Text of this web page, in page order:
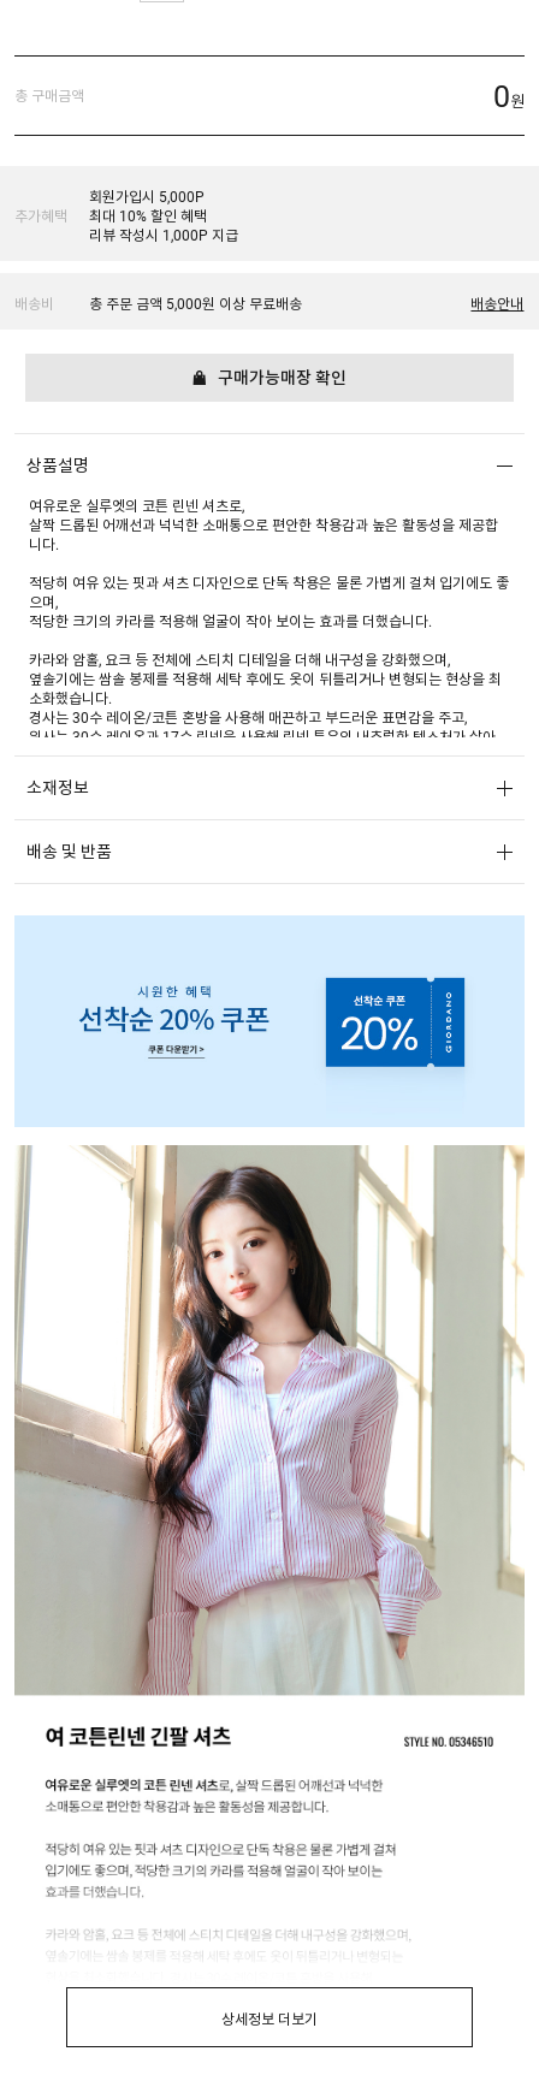
총 구매금액 0원
추가혜택
회원가입시 5,000P
최대 10% 할인 혜택
리뷰 작성시 1,000P 지급
배송비 총 주문 금액 5,000원 이상 무료배송 배송안내
구매가능매장 확인
상품설명
여유로운 실루엣의 코튼 린넨 셔츠로,
살짝 드롭된 어깨선과 넉넉한 소매통으로 편안한 착용감과 높은 활동성을 제공합
니다.
적당히 여유 있는 핏과 셔츠 디자인으로 단독 착용은 물론 가볍게 걸쳐 입기에도 좋
으며,
적당한 크기의 카라를 적용해 얼굴이 작아 보이는 효과를 더했습니다.
카라와 암홀, 요크 등 전체에 스티치 디테일을 더해 내구성을 강화했으며,
옆솔기에는 쌈솔 봉제를 적용해 세탁 후에도 옷이 뒤틀리거나 변형되는 현상을 최
소화했습니다.
경사는 30수 레이온/코튼 혼방을 사용해 매끈하고 부드러운 표면감을 주고,
위사는 30수 레이온과 17수 린넨을 사용해 린넨 특유의 내추럴한 텍스처가 살아
있는 원단을 사용했습니다.
비스코스가 블렌드 되어 린넨의 거친 느낌을 완화하고
화이트를 비롯해 블루 무드의 솔리드와 스트라이프, 베이지·핑크·그린 계열 등 다양
소재정보
배송 및 반품
상세정보 더보기